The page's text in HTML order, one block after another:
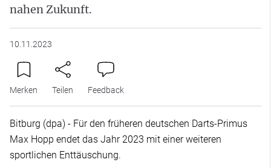
nahen Zukunft.
10.11.2023
Merken Teilen Feedback
Bitburg (dpa) - Für den früheren deutschen Darts-Primus
Max Hopp endet das Jahr 2023 mit einer weiteren
sportlichen Enttäuschung.